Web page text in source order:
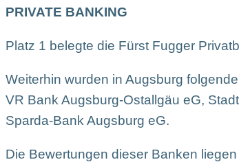
PRIVATE BANKING
Platz 1 belegte die Fürst Fugger
Weiterhin wurden in Augsburg
VR Bank Augsburg-Ostallgäu eG,
Sparda-Bank Augsburg eG.
Die Bewertungen dieser Banken